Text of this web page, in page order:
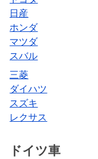
日産
ホンダ
マツダ
スバル
三菱
ダイハツ
スズキ
レクサス
ドイツ車